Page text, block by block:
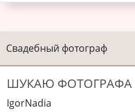
Свадебный фотограф
ШУКАЮ ФОТОГРАФА
IgorNadia